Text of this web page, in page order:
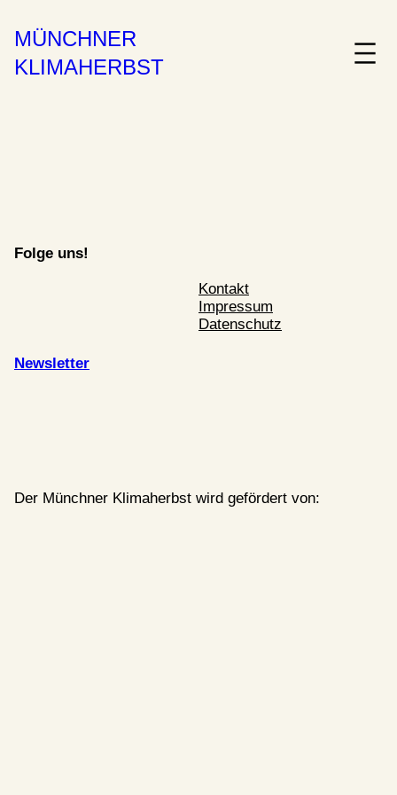
MÜNCHNER
KLIMAHERBST
Folge uns!
Newsletter
Kontakt
Impressum
Datenschutz
Der Münchner Klimaherbst wird gefördert von: